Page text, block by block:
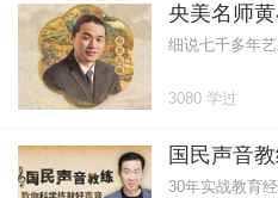
央美名师
3080 学过
国民声音
30年实战教育